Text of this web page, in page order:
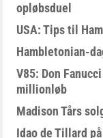
opløbsduel
USA: Tips til
Hambletonian-
V85: Don
millionløb
Madison Tårs
Idao de Tillard